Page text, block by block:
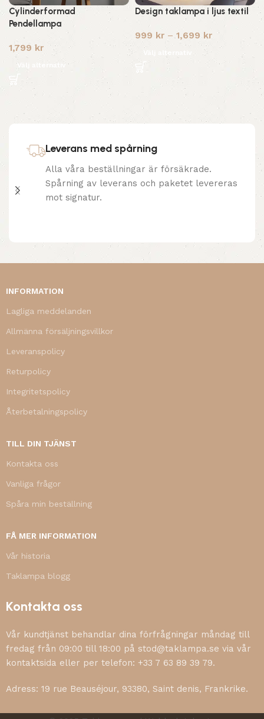
Cylinderformad
Pendellampa
1,799kr
Välj alternativ
Design taklampa i ljus textil
999 kr – 1,699kr
Välj alternativ
Leverans med spårning
Alla våra beställningar är försäkrade.
Spårning av leverans och paketet levereras
mot signatur.
INFORMATION
Lagliga meddelanden
Allmänna försäljningsvillkor
Leveranspolicy
Returpolicy
Integritetspolicy
Återbetalningspolicy
TILL DIN TJÄNST
Kontakta oss
Vanliga frågor
Spåra min beställning
FÅ MER INFORMATION
Vår historia
Taklampa blogg
Kontakta oss
Vår kundtjänst behandlar dina förfrågningar måndag till
fredag från 09:00 till 18:00 på stod@taklampa.se via vår
kontaktsida eller per telefon: +33 7 63 89 39 79.
Adress: 19 rue Beauséjour, 93380, Saint denis, Frankrike.